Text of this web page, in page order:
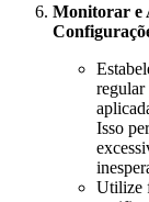
Monitorar e
regular
Isso
Utilize